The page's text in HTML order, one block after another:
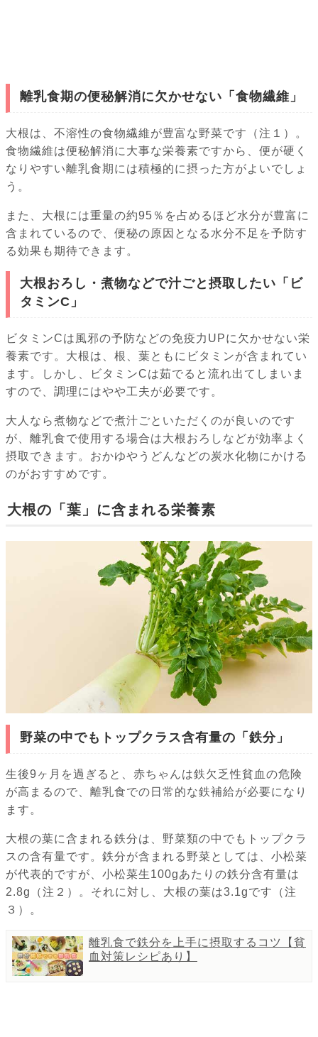
離乳食期の便秘解消に欠かせない「食物繊維」
大根は、不溶性の食物繊維が豊富な野菜です（注１）。
食物繊維は便秘解消に大事な栄養素ですから、便が硬く
なりやすい離乳食期には積極的に摂った方がよいでしょ
う。
また、大根には重量の約95％を占めるほど水分が豊富に
含まれているので、便秘の原因となる水分不足を予防す
る効果も期待できます。
大根おろし・煮物などで汁ごと摂取したい「ビ
タミンC」
ビタミンCは風邪の予防などの免疫力UPに欠かせない栄
養素です。大根は、根、葉ともにビタミンが含まれてい
ます。しかし、ビタミンCは茹でると流れ出てしまいま
すので、調理にはやや工夫が必要です。
大人なら煮物などで煮汁ごといただくのが良いのです
が、離乳食で使用する場合は大根おろしなどが効率よく
摂取できます。おかゆやうどんなどの炭水化物にかける
のがおすすめです。
大根の「葉」に含まれる栄養素
野菜の中でもトップクラス含有量の「鉄分」
生後9ヶ月を過ぎると、赤ちゃんは鉄欠乏性貧血の危険
が高まるので、離乳食での日常的な鉄補給が必要になり
ます。
大根の葉に含まれる鉄分は、野菜類の中でもトップクラ
スの含有量です。鉄分が含まれる野菜としては、小松菜
が代表的ですが、小松菜生100gあたりの鉄分含有量は
2.8g（注２）。それに対し、大根の葉は3.1gです（注
３）。
離乳食で鉄分を上手に摂取するコツ【貧
血対策レシピあり】